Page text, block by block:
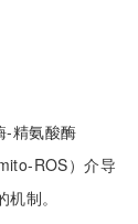
-精氨酸酶
ROS）介导
制。